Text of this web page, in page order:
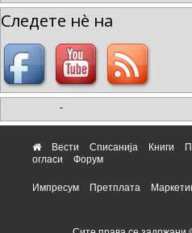
Следете нè на
-
Вести Списанија Книги
огласи
Форум
Импресум Претплата